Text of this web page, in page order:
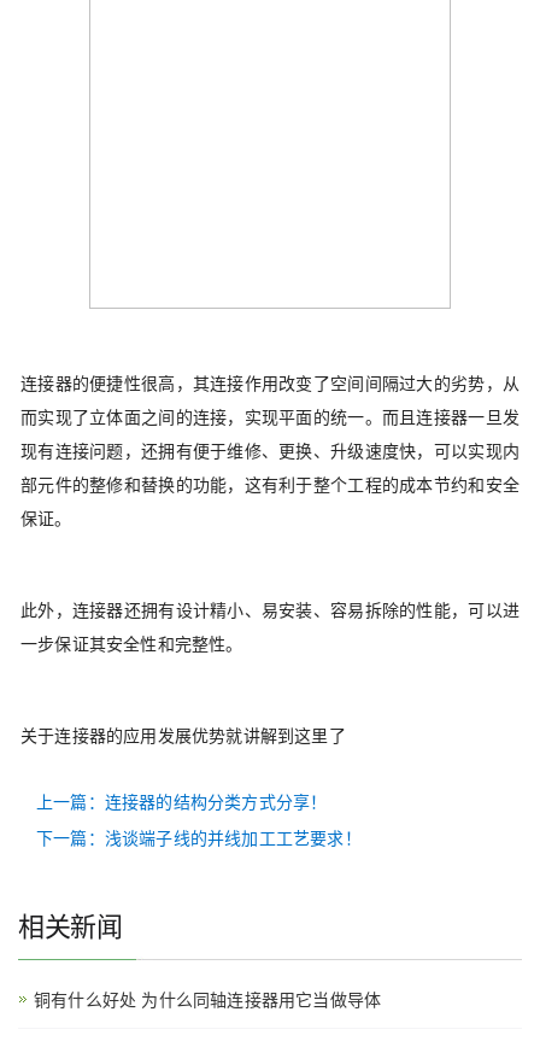
连接器的便捷性很高，其连接作用改变了空间间隔过大的劣势，从
而实现了立体面之间的连接，实现平面的统一。而且连接器一旦发
现有连接问题，还拥有便于维修、更换、升级速度快，可以实现内
部元件的整修和替换的功能，这有利于整个工程的成本节约和安全
保证。
此外，连接器还拥有设计精小、易安装、容易拆除的性能，可以进
一步保证其安全性和完整性。
关于连接器的应用发展优势就讲解到这里了
上一篇：连接器的结构分类方式分享！
下一篇：浅谈端子线的并线加工工艺要求！
相关新闻
铜有什么好处 为什么同轴连接器用它当做导体